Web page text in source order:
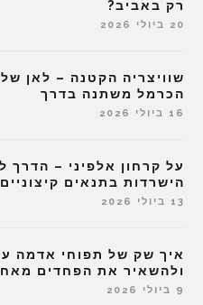
רק באביב?
20 ביולי 2026
שוויצריה הקטנה – לאן
הכרמל משתנה בדרך
16 ביולי 2026
על קרחון אלפיני – הדרך
הישרדות בתנאים קיצוניים
13 ביולי 2026
איך שק של תפוחי אדמה
ולהשאיר את הפחדים
9 ביולי 2026